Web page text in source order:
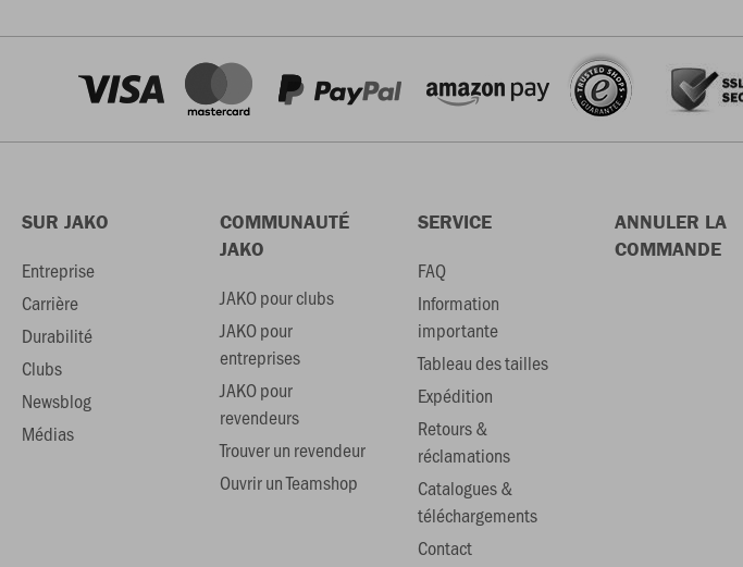
SUR JAKO
Entreprise
Carrière
Durabilité
Clubs
Newsblog
Médias
COMMUNAUTÉ
JAKO
JAKO pour clubs
JAKO pour
entreprises
JAKO pour
revendeurs
Trouver un revendeur
Ouvrir un Teamshop
SERVICE
FAQ
Information
importante
Tableau des tailles
Expédition
Retours &
réclamations
Catalogues &
téléchargements
Contact
ANNULER LA
COMMANDE